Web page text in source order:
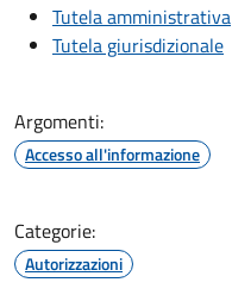
Tutela amministrativa
Tutela giurisdizionale
Argomenti:
Accesso all'informazione
Categorie:
Autorizzazioni